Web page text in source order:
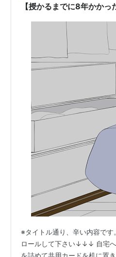
【授かるまでに8年かか
※タイトル通り、辛い内容です
ロールして下さい↓↓↓ 自宅
を詰めて共用カードを机に置